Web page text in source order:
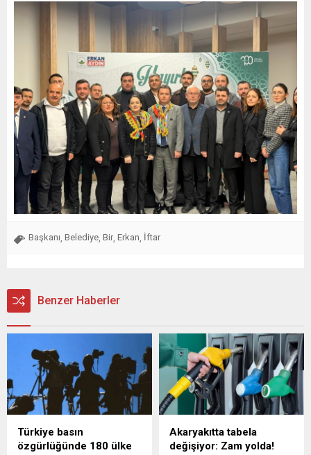
Başkanı Belediye Bir Erkan İftar
Benzer Haberler
Türkiye basın
özgürlüğünde 180 ülke
Akaryakıtta tabela
değişiyor: Zam yolda!